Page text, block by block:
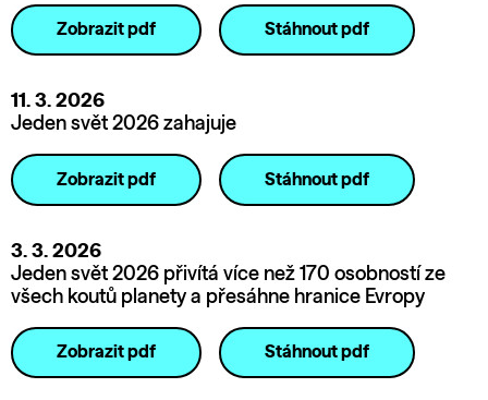
Zobrazit pdf Stáhnout pdf
11. 3. 2026
Jeden svět 2026 zahajuje
Zobrazit pdf Stáhnout pdf
3. 3. 2026
Jeden svět 2026 přivítá více než 170 osobností ze
všech koutů planety a přesáhne hranice Evropy
Zobrazit pdf Stáhnout pdf